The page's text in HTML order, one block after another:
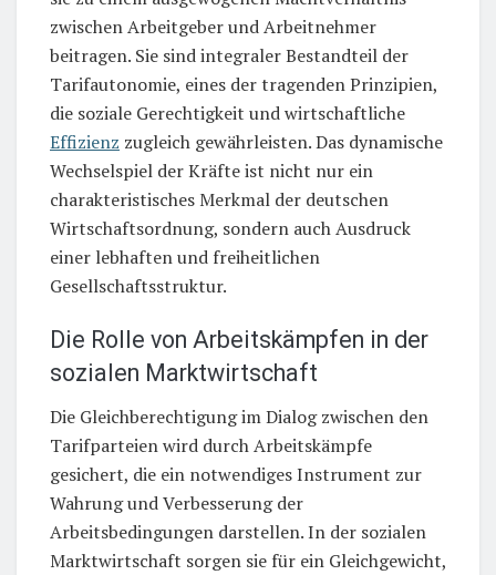
zwischen Arbeitgeber und Arbeitnehmer
beitragen. Sie sind integraler Bestandteil der
Tarifautonomie, eines der tragenden Prinzipien,
die soziale Gerechtigkeit und wirtschaftliche
Effizienz zugleich gewährleisten. Das dynamische
Wechselspiel der Kräfte ist nicht nur ein
charakteristisches Merkmal der deutschen
Wirtschaftsordnung, sondern auch Ausdruck
einer lebhaften und freiheitlichen
Gesellschaftsstruktur.
Die Rolle von Arbeitskämpfen in der
sozialen Marktwirtschaft
Die Gleichberechtigung im Dialog zwischen den
Tarifparteien wird durch Arbeitskämpfe
gesichert, die ein notwendiges Instrument zur
Wahrung und Verbesserung der
Arbeitsbedingungen darstellen. In der sozialen
Marktwirtschaft sorgen sie für ein Gleichgewicht,